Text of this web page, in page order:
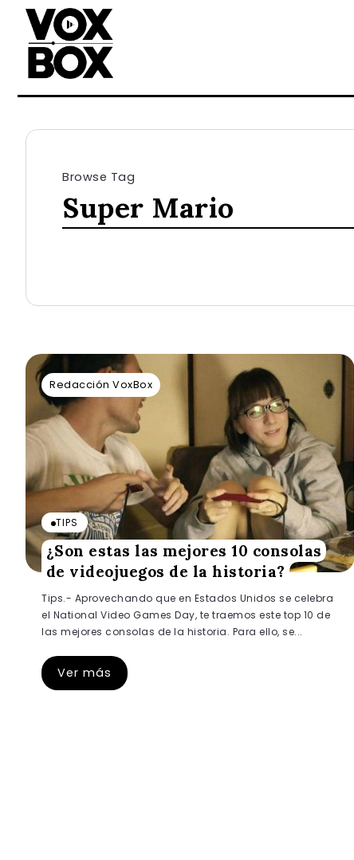
Browse Tag
Super Mario
Redacción VoxBox
TIPS
¿Son estas las mejores 10 consolas
de videojuegos de la historia?
Tips.- Aprovechando que en Estados Unidos se celebra
el National Video Games Day, te traemos este top 10 de
las mejores consolas de la historia. Para ello, se...
Ver más